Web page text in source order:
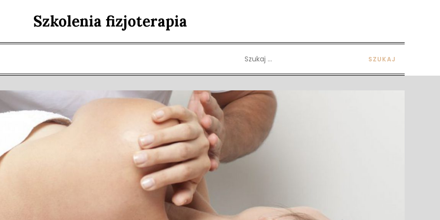
Szkolenia fizjoterapia